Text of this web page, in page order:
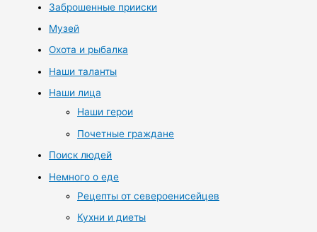
Заброшенные прииски
Музей
Охота и рыбалка
Наши таланты
Наши лица
Наши герои
Почетные граждане
Поиск людей
Немного о еде
Рецепты от североенисейцев
Кухни и диеты